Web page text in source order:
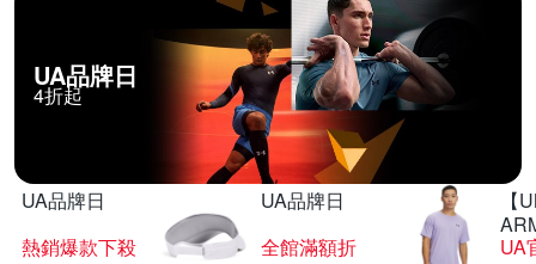
UA品牌日
4折起
UA品牌日
熱銷爆款下殺
UA品牌日
全館滿額折
【
UA